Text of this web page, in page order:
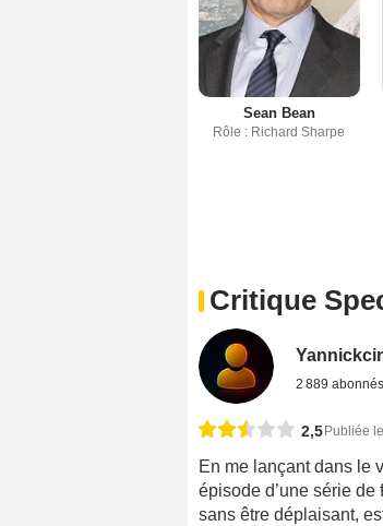
Sean Bean
Rôle : Richard Sharpe
Critique
2 889 abonnés
2,5 Publiée
En me lançant dans le
épisode d’une série
sans être déplaisant,